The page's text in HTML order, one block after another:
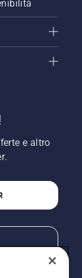
e altro